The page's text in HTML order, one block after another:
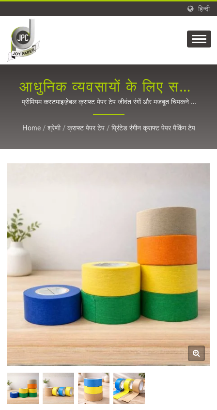
हिन्दी
आधुनिक व्यवसायों के लिए सतत
पैकेजिंग समाधान।
प्रीमियम कस्टमाइज़ेबल क्राफ्ट पेपर टेप जीवंत रंगों और मजबूत चिपकने के
साथ पर्यावरण के प्रति जागरूक ब्रांडों के लिए।
Home / श्रेणी / क्राफ्ट पेपर टेप / प्रिंटेड रंगीन क्राफ्ट पेपर पैकिंग टेप